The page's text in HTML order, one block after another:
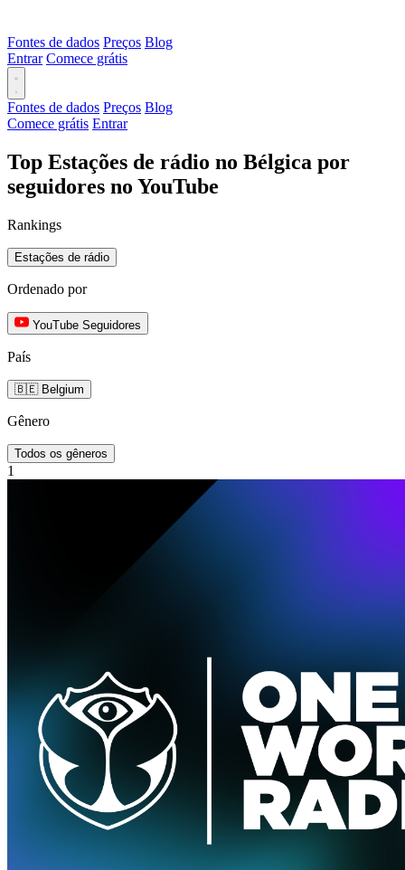
Fontes de dados Preços Blog
Entrar Comece grátis
Fontes de dados Preços Blog
Comece grátis Entrar
Top Estações de rádio no Bélgica por
seguidores no YouTube
Rankings
Estações de rádio
Ordenado por
YouTube Seguidores
País
🇧🇪 Belgium
Gênero
Todos os gêneros
1